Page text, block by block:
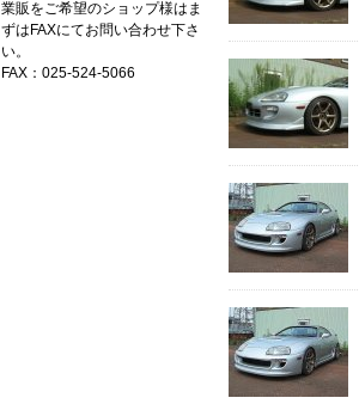
業販をご希望のショップ様はま
ずはFAXにてお問い合わせ下さ
い。
FAX：025-524-5066